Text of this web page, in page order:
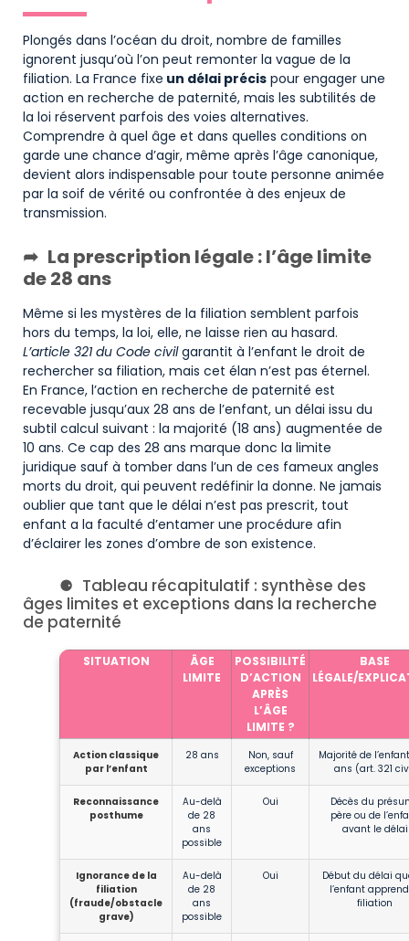
Plongés dans l’océan du droit, nombre de familles
ignorent jusqu’où l’on peut remonter la vague de la
filiation. La France fixe un délai précis pour engager une
action en recherche de paternité, mais les subtilités de
la loi réservent parfois des voies alternatives.
Comprendre à quel âge et dans quelles conditions on
garde une chance d’agir, même après l’âge canonique,
devient alors indispensable pour toute personne animée
par la soif de vérité ou confrontée à des enjeux de
transmission.
La prescription légale : l’âge limite
de 28 ans
Même si les mystères de la filiation semblent parfois
hors du temps, la loi, elle, ne laisse rien au hasard.
L’article 321 du Code civilgarantit à l’enfant le droit de
rechercher sa filiation, mais cet élan n’est pas éternel.
En France, l’action en recherche de paternité est
recevable jusqu’aux 28 ans de l’enfant, un délai issu du
subtil calcul suivant : la majorité (18 ans) augmentée de
10 ans. Ce cap des 28 ans marque donc la limite
juridique sauf à tomber dans l’un de ces fameux angles
morts du droit, qui peuvent redéfinir la donne. Ne jamais
oublier que tant que le délai n’est pas prescrit, tout
enfant a la faculté d’entamer une procédure afin
d’éclairer les zones d’ombre de son existence.
Tableau récapitulatif : synthèse des
âges limites et exceptions dans la recherche
de paternité
SITUATION
ÂGE
LIMITE
POSSIBILITÉ
D’ACTION
APRÈS
L’ÂGE
LIMITE ?
BASE
LÉGALE/
Action classique
par l’enfant
28 ans
Non, sauf
exceptions
Majorité de
ans (art. 321
Reconnaissance
posthume
Au-delà
de 28
ans
possible
Oui
Décès du
père ou de
avant le délai
Ignorance de la
filiation
(fraude/obstacle
grave)
Au-delà
de 28
ans
possible
Oui
Début du délai
l’enfant
filiation